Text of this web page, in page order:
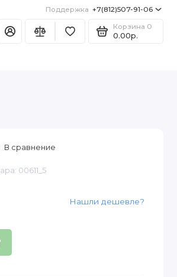
Поддержка +7(812)507-91-06
Корзина 0
0.00р.
00611_5
Нашли дешевле?
В сравнение